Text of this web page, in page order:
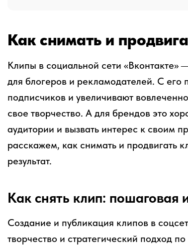
Как снимать и
Клипы в социальной сети
для блогеров и рекламодателей. С
подписчиков и увеличивают
свое творчество. А для брендов это
аудитории и вызвать интерес к своим
расскажем, как снимать и продвигать
результат.
Как снять клип: пошаговая
Создание и публикация клипов в
творчество и стратегический подход